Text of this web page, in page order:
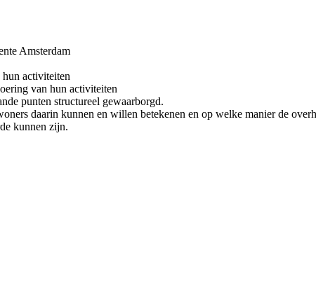
Amsterdam
activiteiten
van hun activiteiten
punten structureel gewaarborgd.
daarin kunnen en willen betekenen en op welke manier de
kunnen zijn.